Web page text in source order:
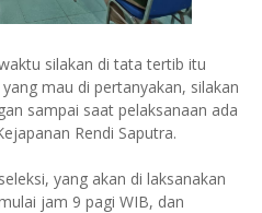
silakan di tata tertib itu
mau di pertanyakan, silakan
sampai saat pelaksanaan ada
Rendi Saputra.
yang akan di laksanakan
jam 9 pagi WIB, dan